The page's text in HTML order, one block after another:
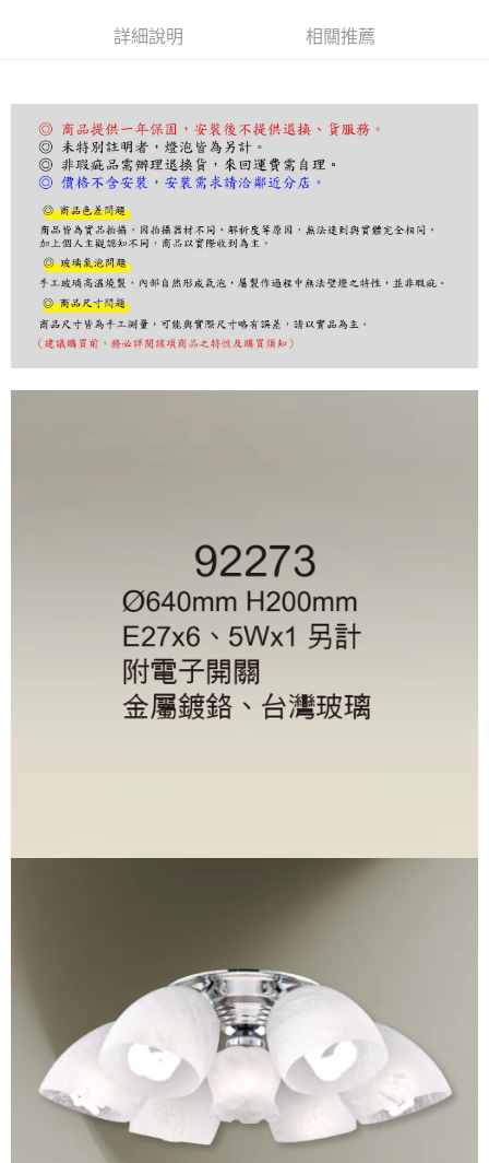
AFTEE先享後付是「在收到商品之後才付款」的支付方式。 讓您購物簡單
３．安心：先確認商品／服務後，再付款。
【「AFTEE先享後付」結帳流程】
１．於結帳方式選擇「AFTEE先享後付」後，將跳轉至「AFTEE先享後付」
２．訂單成立數日內，您將收到繳費通知簡訊。
３．收到繳費通知簡訊後14天內，點擊此簡訊中的連結，可透過四大超商／
ATM／網路銀行／等多元方式進行付款，方視為交易完成。
※ 請注意：結帳手續完成當下不需立刻繳費，但若您需要取消訂單，請聯絡
購買商品的店家。未經商家同意取消之訂單仍視為有效，需透過AFTEE先享
後付繳納相關費用。
※ 交易是否成功請以「AFTEE先享後付 」之結帳頁面顯示為準，若有關於
「AFTEE先享後付」，若未經同意申辦者引起之損失，本公司不負相關責
４．使用「AFTEE先享後付」時，將依據個別帳號之用戶狀況，依本公司即
時審查核予不同之上限額度；若仍有額度不足之情形，本公司將視審查結果
請求用戶進行身份認證。
５．嚴禁一人註冊多個帳號或使用他人資訊註冊。若發現惡意使用之情形，
恩沛科技股份有限公司將有權停止該用戶之使用額度並採取法律行動。
宅配
每筆NT$180，滿NT$5,000(含以上)免運費
詳細說明 相關推薦